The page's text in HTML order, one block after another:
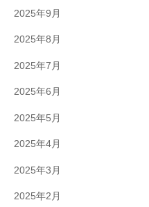
2025年9月
2025年8月
2025年7月
2025年6月
2025年5月
2025年4月
2025年3月
2025年2月